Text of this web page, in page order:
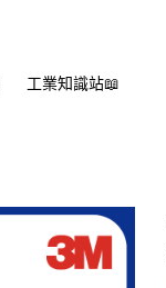
工業知識站📖